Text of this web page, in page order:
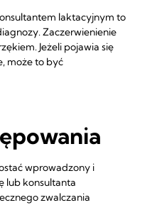
laktacyjnym to
Zaczerwienienie
Jeżeli pojawia się
może to być
wprowadzony i
lub konsultanta
zwalczania